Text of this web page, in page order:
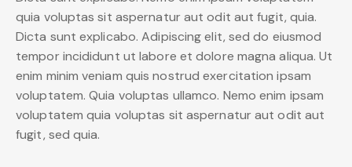
quia voluptas sit aspernatur aut odit aut fugit, quia.
Dicta sunt explicabo. Adipiscing elit, sed do eiusmod
tempor incididunt ut labore et dolore magna aliqua. Ut
enim minim veniam quis nostrud exercitation ipsam
voluptatem. Quia voluptas ullamco. Nemo enim ipsam
voluptatem quia voluptas sit aspernatur aut odit aut
fugit, sed quia.